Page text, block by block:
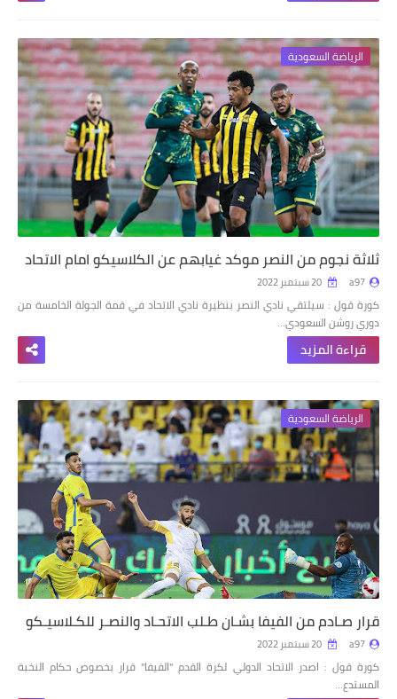
الرياضة السعودية
ثلاثة نجوم من النصر موكد غيابهم عن الكلاسيكو امام الاتحاد
a97
كورة قول : سيلتقي نادي النصر بنظيرة نادي الاتحاد في قمة الجولة الخامسة من
دوري روشن السعودي…
قراءة المزيد
الرياضة السعودية
قرار صـادم من الفيفا بشـان طـلب الاتحـاد والنصـر للكـلاسيـكو
a97
كورة قول : اصدر الاتحاد الدولي لكرة القدم "الفيفا" قرار بخصوص حكام النخبة
المستدع…